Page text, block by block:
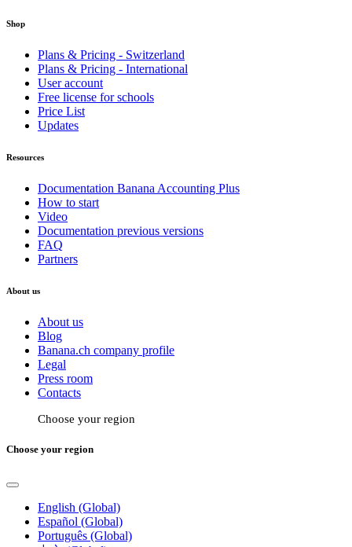
Shop
Plans & Pricing - Switzerland
Plans & Pricing - International
User account
Free license for schools
Price List
Updates
Resources
Documentation Banana Accounting Plus
How to start
Video
Documentation previous versions
FAQ
Partners
About us
About us
Blog
Banana.ch company profile
Legal
Press room
Contacts
Choose your region
Choose your region
English (Global)
Español (Global)
Português (Global)